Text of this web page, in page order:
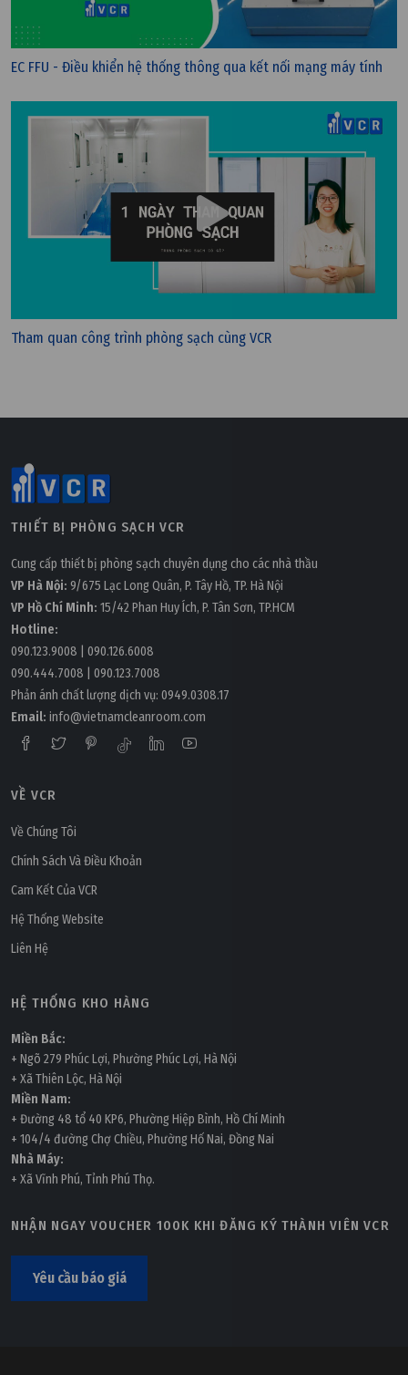
Chủ nhật, 27/11/2022 | 21:24
Tấm lọc thô: Phân loại và quy cách
Thứ năm, 17/11/2022 | 11:49
Tấm lọc G4: Đặc điểm và ứng dụng
EC FFU - Điều khiển hệ thống thông qua kết nối mạng máy tính
Tham quan công trình phòng sạch cùng VCR
THIẾT BỊ PHÒNG SẠCH VCR
Cung cấp thiết bị phòng sạch chuyên dụng cho các nhà thầu
VP Hà Nội: 9/675 Lạc Long Quân, P. Tây Hồ, TP. Hà Nội
VP Hồ Chí Minh: 15/42 Phan Huy Ích, P. Tân Sơn, TP.HCM
Hotline:
090.123.9008
090.126.6008
090.444.7008
090.123.7008
Phản ánh chất lượng dịch vụ: 0949.0308.17
Email: info@vietnamcleanroom.com
VỀ VCR
Về Chúng Tôi
Chính Sách Và Điều Khoản
Cam Kết Của VCR
Hệ Thống Website
Liên Hệ
HỆ THỐNG KHO HÀNG
Miền Bắc:
+ Ngõ 279 Phúc Lợi, Phường Phúc Lợi, Hà Nội
+ Xã Thiên Lộc, Hà Nội
Miền Nam:
+ Đường 48 tổ 40 KP6, Phường Hiệp Bình, Hồ Chí Minh
+ 104/4 đường Chợ Chiều, Phường Hố Nai, Đồng Nai
Nhà Máy:
+ Xã Vĩnh Phú, Tỉnh Phú Thọ.
NHẬN NGAY VOUCHER 100K KHI ĐĂNG KÝ THÀNH VIÊN VCR
Yêu cầu báo giá